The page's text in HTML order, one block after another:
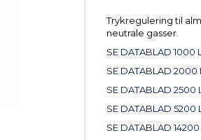
Trykregulering til
neutrale gasser.
SE DATABLAD 1000
SE DATABLAD 2000
SE DATABLAD 2500
SE DATABLAD 5200
SE DATABLAD